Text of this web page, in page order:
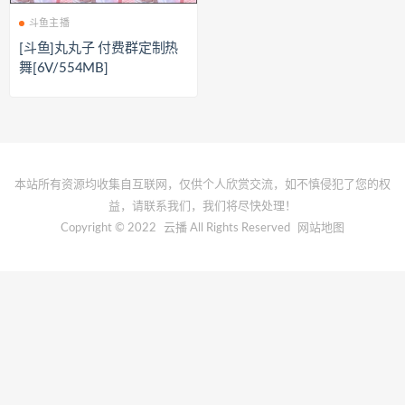
斗鱼主播
[斗鱼]丸丸子 付费群定制热
舞[6V/554MB]
本站所有资源均收集自互联网，仅供个人欣赏交流，如不慎侵犯了您的权
益，请联系我们，我们将尽快处理！
Copyright © 2022
云播 All Rights Reserved 网站地图